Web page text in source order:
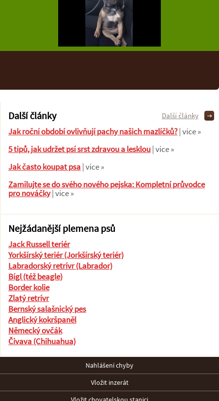
Další články
Jak roční období ovlivňují pachy našich mazlíčků?| více »
5 tipů, jak udržet psí srst zdravou a lesklou| více »
Jak často koupat psa| více »
Zamilujte se do svého nového pejska: Kompletní průvodce
pro nováčky| více »
Další články
Nejžádanější plemena psů
Jack Russell teriér
Yorkšírský teriér (Jorkšírský teriér)
Labradorský retrívr (Labrador)
Bígl (též beagle)
Border kolie
Zlatý retrívr
Bernský salašnický pes
Anglický kokršpaněl
Německý ovčák
Čivava (Chihuahua)
Nahlášení chyby
Vložit inzerát